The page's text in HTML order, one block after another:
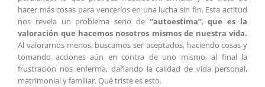
hacer más cosas para vencerlos en una lucha sin fin. Esta actitud
nos revela un problema serio de “autoestima”,que es la
valoración que hacemos nosotros mismos de nuestra vida.
Al valorarnos menos, buscamos ser aceptados, haciendo cosas y
tomando acciones aún en contra de uno mismo, al final la
frustración nos enferma, dañando la calidad de vida personal,
matrimonial y familiar. Qué triste es esto.